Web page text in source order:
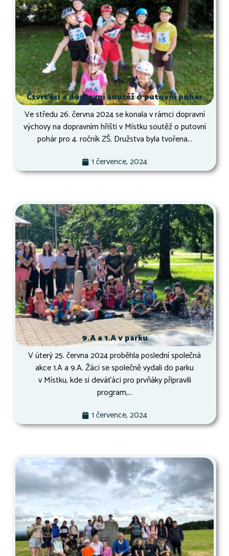
Čtvrťáci a dopravní soutěž o putovní pohár
Ve středu 26. června 2024 se konala v rámci dopravní
výchovy na dopravním hřišti v Místku soutěž o putovní
pohár pro 4. ročník ZŠ. Družstva byla tvořena...
1 července, 2024
9.A a 1.A v parku
V úterý 25. června 2024 proběhla poslední společná
akce 1.A a 9.A. Žáci se společně vydali do parku
v Místku, kde si deváťáci pro prvňáky připravili
program,...
1 července, 2024